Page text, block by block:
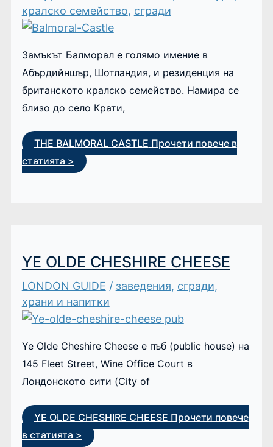
кралско семейство, сгради
Замъкът Балморал е голямо имение в
Абърдийншър, Шотландия, и резиденция на
британското кралско семейство. Намира се
близо до село Крати,
THE BALMORAL CASTLE Прочети повече в
статията >
YE OLDE CHESHIRE CHEESE
LONDON GUIDE / заведения, сгради,
храни и напитки
Ye Olde Cheshire Cheese е пъб (public house) на
145 Fleet Street, Wine Office Court в
Лондонското сити (City of
YE OLDE CHESHIRE CHEESE Прочети повече
в статията >